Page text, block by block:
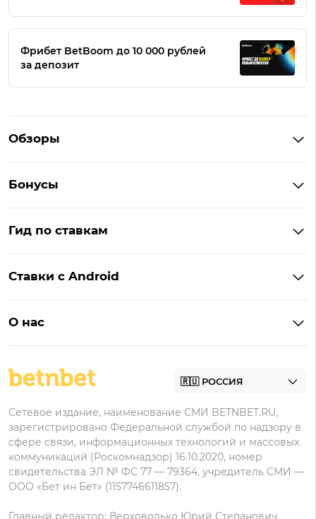
Фрибет BetBoom до 10 000 рублей
за депозит
Обзоры
BetBoom
Пари
Леон
Zenit
Бонусы
Бонусы BetBoom
Бонусы Леон
Гид по ставкам
БК для ставок с мобильного
Ставки с Android
Фонбет на Андроид
Олимп на Андроид
О нас
Пользовательское соглашение
данных
Сетевое издание, наименование СМИ BETNBET.RU,
зарегистрировано Федеральной службой по надзору в
сфере связи, информационных технологий и массовых
коммуникаций (Роскомнадзор) 16.10.2020, номер
свидетельства ЭЛ № ФС 77 — 79364, учредитель СМИ —
ООО «Бет ин Бет» (1157746611857).
Главный редактор: Верховодько Юрий Степанович